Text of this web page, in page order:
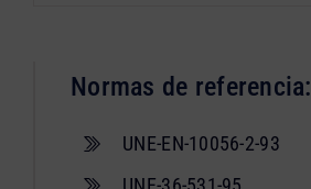
Normas de referencia:
UNE-EN-10056-2-93